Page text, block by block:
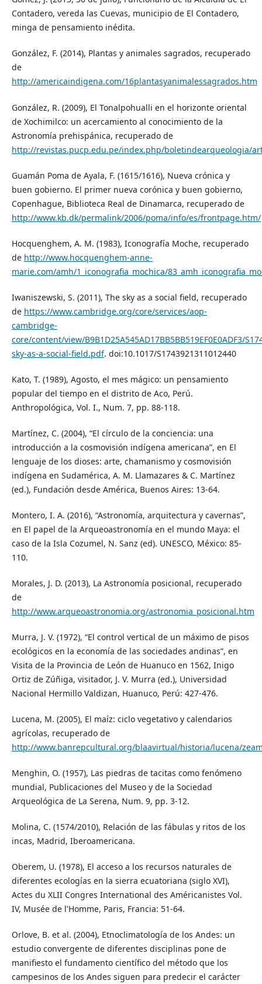
Contadero, vereda las Cuevas, municipio de El Contadero,
minga de pensamiento inédita.
González, F. (2014), Plantas y animales sagrados, recuperado
de
http://americaindigena.com/16plantasyanimalessagrados.htm
González, R. (2009), El Tonalpohualli en el horizonte oriental
de Xochimilco: un acercamiento al conocimiento de la
Astronomía prehispánica, recuperado de
http://revistas.pucp.edu.pe/index.php/boletindearqueologia/
Guamán Poma de Ayala, F. (1615/1616), Nueva crónica y
buen gobierno. El primer nueva corónica y buen gobierno,
Copenhague, Biblioteca Real de Dinamarca, recuperado de
http://www.kb.dk/permalink/2006/poma/info/es/frontpage.htm/
Hocquenghem, A. M. (1983), Iconografía Moche, recuperado
de http://www.hocquenghem-anne-
marie.com/amh/1_iconografia_mochica/
Iwaniszewski, S. (2011), The sky as a social field, recuperado
de https://www.cambridge.org/core/services/aop-
cambridge-
core/content/view/B9B1D25A545AD17BB5BB519EF0E0ADF3/
sky-as-a-social-field.pdf. doi:10.1017/S1743921311012440
Kato, T. (1989), Agosto, el mes mágico: un pensamiento
popular del tiempo en el distrito de Aco, Perú.
Anthropológica, Vol. I., Num. 7, pp. 88-118.
Martínez, C. (2004), “El círculo de la conciencia: una
introducción a la cosmovisión indígena americana”, en El
lenguaje de los dioses: arte, chamanismo y cosmovisión
indígena en Sudamérica, A. M. Llamazares & C. Martínez
(ed.), Fundación desde América, Buenos Aires: 13-64.
Montero, I. A. (2016), “Astronomía, arquitectura y cavernas”,
en El papel de la Arqueoastronomía en el mundo Maya: el
caso de la Isla Cozumel, N. Sanz (ed). UNESCO, México: 85-
110.
Morales, J. D. (2013), La Astronomía posicional, recuperado
de
http://www.arqueoastronomia.org/astronomia_posicional.htm
Murra, J. V. (1972), “El control vertical de un máximo de pisos
ecológicos en la economía de las sociedades andinas”, en
Visita de la Provincia de León de Huanuco en 1562, Inigo
Ortiz de Zúñiga, visitador, J. V. Murra (ed.), Universidad
Nacional Hermillo Valdizan, Huanuco, Perú: 427-476.
Lucena, M. (2005), El maíz: ciclo vegetativo y calendarios
agrícolas, recuperado de
http://www.banrepcultural.org/blaavirtual/historia/lucena/
Menghin, O. (1957), Las piedras de tacitas como fenómeno
mundial, Publicaciones del Museo y de la Sociedad
Arqueológica de La Serena, Num. 9, pp. 3-12.
Molina, C. (1574/2010), Relación de las fábulas y ritos de los
incas, Madrid, Iberoamericana.
Oberem, U. (1978), El acceso a los recursos naturales de
diferentes ecologías en la sierra ecuatoriana (siglo XVI),
Actes du XLII Congres International des Américanistes Vol.
IV, Musée de l'Homme, Paris, Francia: 51-64.
Orlove, B. et al. (2004), Etnoclimatología de los Andes: un
estudio convergente de diferentes disciplinas pone de
manifiesto el fundamento científico del método que los
campesinos de los Andes siguen para predecir el carácter